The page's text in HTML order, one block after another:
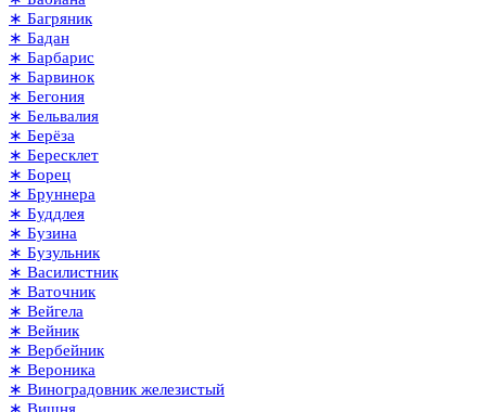
∗ Багряник
∗ Бадан
∗ Барбарис
∗ Барвинок
∗ Бегония
∗ Бельвалия
∗ Берёза
∗ Бересклет
∗ Борец
∗ Бруннера
∗ Буддлея
∗ Бузина
∗ Бузульник
∗ Василистник
∗ Ваточник
∗ Вейгела
∗ Вейник
∗ Вербейник
∗ Вероника
∗ Виноградовник железистый
∗ Вишня